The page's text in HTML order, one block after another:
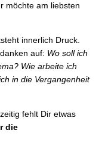
möchte am liebsten
innerlich Druck.
auf: Wo soll ich
Wie arbeite ich
in die Vergangenheit
fehlt Dir etwas
die